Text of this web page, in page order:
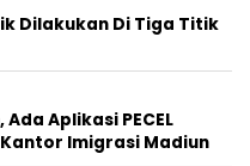
Dilakukan Di Tiga Titik
Aplikasi PECEL
Kantor Imigrasi Madiun